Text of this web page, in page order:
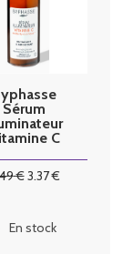
Sérum
C
€3.37€
En stock